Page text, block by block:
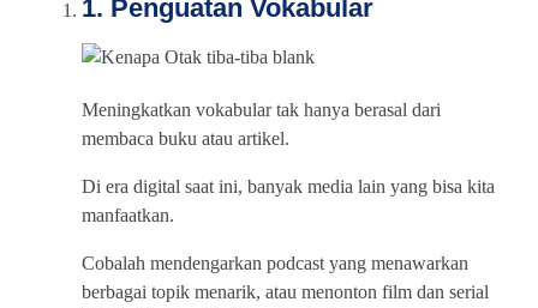
1. Penguatan Vokabular
Meningkatkan vokabular tak hanya berasal dari
membaca buku atau artikel.
Di era digital saat ini, banyak media lain yang bisa kita
manfaatkan.
Cobalah mendengarkan podcast yang menawarkan
berbagai topik menarik, atau menonton film dan serial